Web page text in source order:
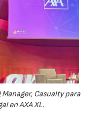
Casualty para
en AXA XL.